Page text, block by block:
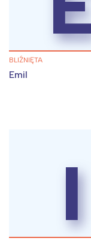
BLIŹNIĘTA
Emil
I